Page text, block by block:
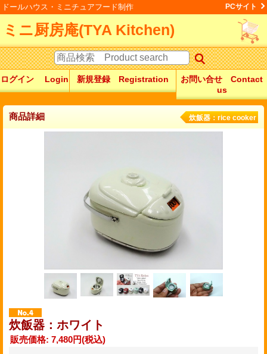
ドールハウス・ミニチュアフード制作 PCサイト
ミニ厨房庵(TYA Kitchen)
ログイン Login 新規登録 Registration
お問い合せ Contact
us
商品詳細 炊飯器：rice cooker
炊飯器：ホワイト
販売価格: 7,480円(税込)